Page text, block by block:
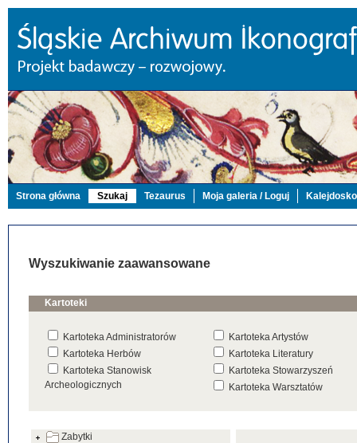
Strona główna Szukaj Tezaurus Moja galeria / Loguj
Wyszukiwanie zaawansowane
Kartoteki
Kartoteka Administratorów
Kartoteka Artystów
Kartoteka Herbów
Kartoteka Literatury
Kartoteka Stanowisk
Archeologicznych
Kartoteka Stowarzyszeń
Kartoteka Warsztatów
Zabytki